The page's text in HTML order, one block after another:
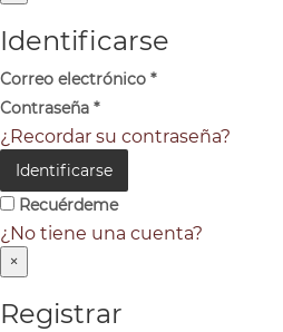
Identificarse
Correo electrónico *
Contraseña *
¿Recordar su contraseña?
Identificarse
Recuérdeme
¿No tiene una cuenta?
×
Registrar